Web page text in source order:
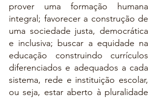
prover uma formação humana
integral; favorecer a construção de
uma sociedade justa, democrática
e inclusiva; buscar a equidade na
educação construindo currículos
diferenciados e adequados a cada
sistema, rede e instituição escolar,
ou seja, estar aberto à pluralidade